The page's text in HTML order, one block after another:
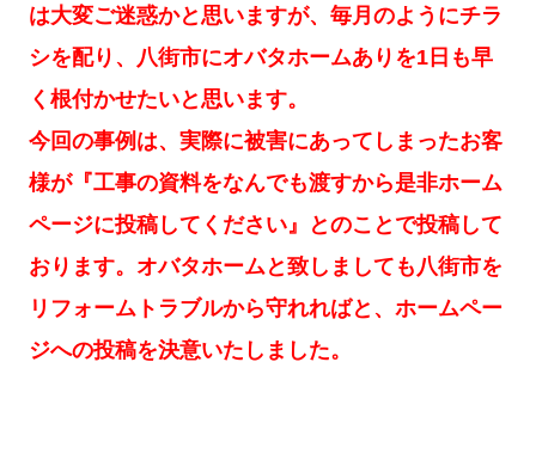
は大変ご迷惑かと思いますが、毎月のようにチラ
シを配り、八街市にオバタホームありを1日も早
く根付かせたいと思います。
今回の事例は、実際に被害にあってしまったお客
様が『工事の資料をなんでも渡すから是非ホーム
ページに投稿してください』とのことで投稿して
おります。オバタホームと致しましても八街市を
リフォームトラブルから守れればと、ホームペー
ジへの投稿を決意いたしました。